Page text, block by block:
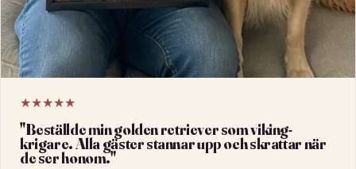
★★★★★
"Beställde min golden retriever som viking-
krigare. Alla gäster stannar upp och skrattar när
de ser honom."